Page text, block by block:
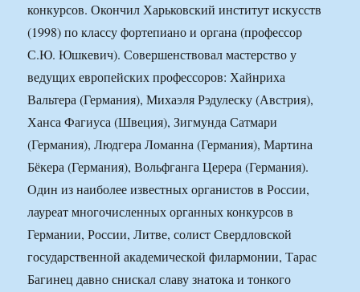
конкурсов. Окончил Харьковский институт искусств
(1998) по классу фортепиано и органа (профессор
С.Ю. Юшкевич). Совершенствовал мастерство у
ведущих европейских профессоров: Хайнриха
Вальтера (Германия), Михаэля Рэдулеску (Австрия),
Ханса Фагиуса (Швеция), Зигмунда Сатмари
(Германия), Людгера Ломанна (Германия), Мартина
Бёкера (Германия), Вольфганга Церера (Германия).
Один из наиболее известных органистов в России,
лауреат многочисленных органных конкурсов в
Германии, России, Литве, солист Свердловской
государственной академической филармонии, Тарас
Багинец давно снискал славу знатока и тонкого